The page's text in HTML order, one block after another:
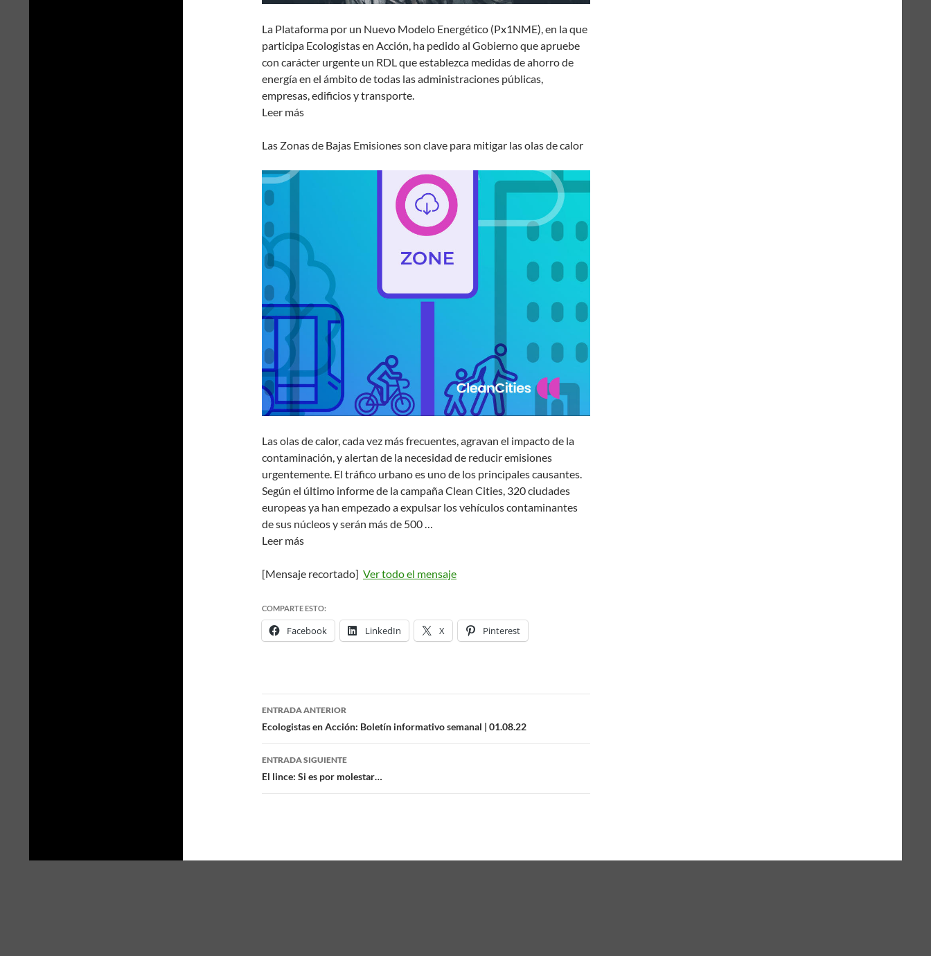
La Plataforma por un Nuevo Modelo Energético (Px1NME), en la que
participa Ecologistas en Acción, ha pedido al Gobierno que apruebe
con carácter urgente un RDL que establezca medidas de ahorro de
energía en el ámbito de todas las administraciones públicas,
empresas, edificios y transporte.
Leer más
Las Zonas de Bajas Emisiones son clave para mitigar las olas de calor
Las olas de calor, cada vez más frecuentes, agravan el impacto de la
contaminación, y alertan de la necesidad de reducir emisiones
urgentemente. El tráfico urbano es uno de los principales causantes.
Según el último informe de la campaña Clean Cities, 320 ciudades
europeas ya han empezado a expulsar los vehículos contaminantes
de sus núcleos y serán más de 500 …
Leer más
[Mensaje recortado] Ver todo el mensaje
COMPARTE ESTO:
Facebook LinkedIn X Pinterest
Navegación
de
entradas
ENTRADA ANTERIOR
Ecologistas en Acción: Boletín informativo semanal | 01.08.22
ENTRADA SIGUIENTE
El lince: Si es por molestar…